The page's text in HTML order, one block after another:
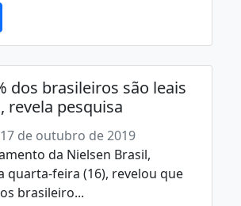
dos brasileiros são leais
revela pesquisa
de outubro de 2019
da Nielsen Brasil,
quarta-feira (16), revelou que
brasileiro...